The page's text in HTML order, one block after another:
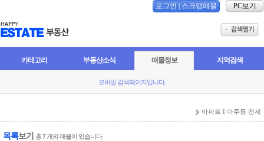
로그인 스크랩매물 PC보기
카테고리 부동산소식 매물정보 지역검색
모바일 검색페이지입니다.
아파트 I 아주동 전세
목록보기 총7개의 매물이 있습니다.